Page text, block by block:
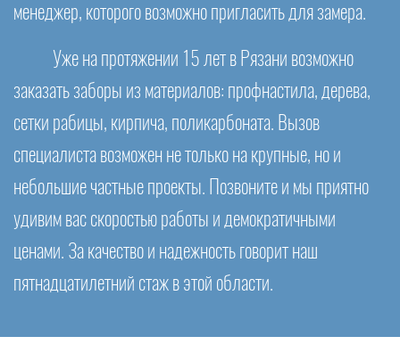
менеджер, которого возможно пригласить для замера.
Уже на протяжении 15 лет в Рязани возможно
заказать заборы из материалов: профнастила, дерева,
сетки рабицы, кирпича, поликарбоната. Вызов
специалиста возможен не только на крупные, но и
небольшие частные проекты. Позвоните и мы приятно
удивим вас скоростью работы и демократичными
ценами. За качество и надежность говорит наш
пятнадцатилетний стаж в этой области.